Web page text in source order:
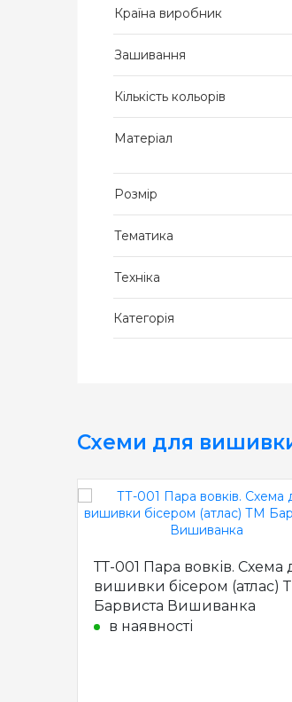
Країна виробник
Зашивання
Кількість кольорів
Матеріал
Розмір
Тематика
Техніка
Категорія
Схеми для
ТТ-001 Пара вовків. Схема
вишивки бісером (атлас)
Барвиста Вишиванка
в наявності